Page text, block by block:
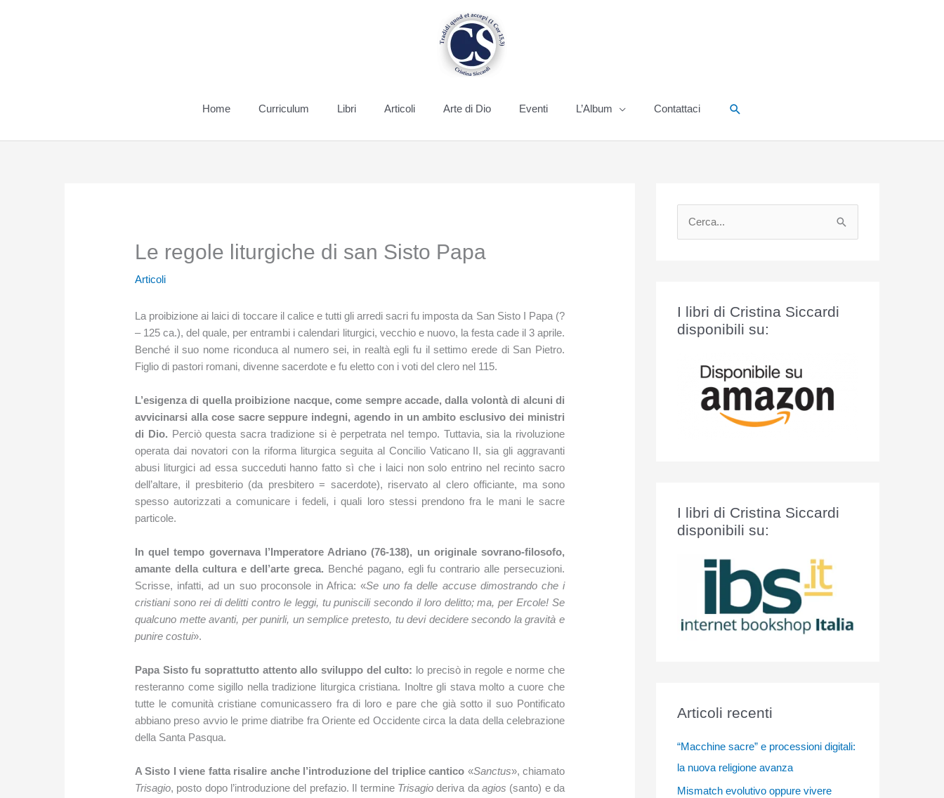
Home Curriculum Libri Articoli Arte di Dio Eventi L’Album Contattaci Cerca
Le regole liturgiche di san Sisto Papa
Articoli
La proibizione ai laici di toccare il calice e tutti gli arredi sacri fu imposta da San Sisto I Papa (?
– 125 ca.), del quale, per entrambi i calendari liturgici, vecchio e nuovo, la festa cade il 3 aprile.
Benché il suo nome riconduca al numero sei, in realtà egli fu il settimo erede di San Pietro.
Figlio di pastori romani, divenne sacerdote e fu eletto con i voti del clero nel 115.
L’esigenza di quella proibizione nacque, come sempre accade, dalla volontà di alcuni di
avvicinarsi alla cose sacre seppure indegni, agendo in un ambito esclusivo dei ministri
di Dio. Perciò questa sacra tradizione si è perpetrata nel tempo. Tuttavia, sia la rivoluzione
operata dai novatori con la riforma liturgica seguita al Concilio Vaticano II, sia gli aggravanti
abusi liturgici ad essa succeduti hanno fatto sì che i laici non solo entrino nel recinto sacro
dell’altare, il presbiterio (da presbitero = sacerdote), riservato al clero officiante, ma sono
spesso autorizzati a comunicare i fedeli, i quali loro stessi prendono fra le mani le sacre
particole.
In quel tempo governava l’Imperatore Adriano (76-138), un originale sovrano-filosofo,
amante della cultura e dell’arte greca. Benché pagano, egli fu contrario alle persecuzioni.
Scrisse, infatti, ad un suo proconsole in Africa: «Se uno fa delle accuse dimostrando che i
cristiani sono rei di delitti contro le leggi, tu puniscili secondo il loro delitto; ma, per Ercole! Se
qualcuno mette avanti, per punirli, un semplice pretesto, tu devi decidere secondo la gravità e
punire costui».
Papa Sisto fu soprattutto attento allo sviluppo del culto: lo precisò in regole e norme che
resteranno come sigillo nella tradizione liturgica cristiana. Inoltre gli stava molto a cuore che
tutte le comunità cristiane comunicassero fra di loro e pare che già sotto il suo Pontificato
abbiano preso avvio le prime diatribe fra Oriente ed Occidente circa la data della celebrazione
della Santa Pasqua.
A Sisto I viene fatta risalire anche l’introduzione del triplice cantico «Sanctus», chiamato
Trisagio, posto dopo l’introduzione del prefazio. Il termine Trisagioderiva da agios (santo) e da
:I libri di Cristina Siccardi
disponibili su:
I libri di Cristina Siccardi
disponibili su:
Articoli recenti
“Macchine sacre” e processioni digitali:
la nuova religione avanza
Mismatch evolutivo oppure vivere